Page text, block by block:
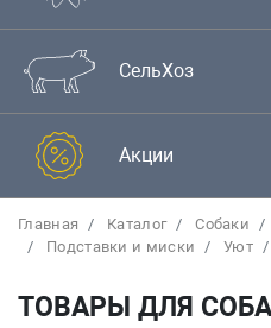
СельХоз
Акции
Главная Каталог Собаки
Подставки и миски
Уют
ТОВАРЫ ДЛЯ